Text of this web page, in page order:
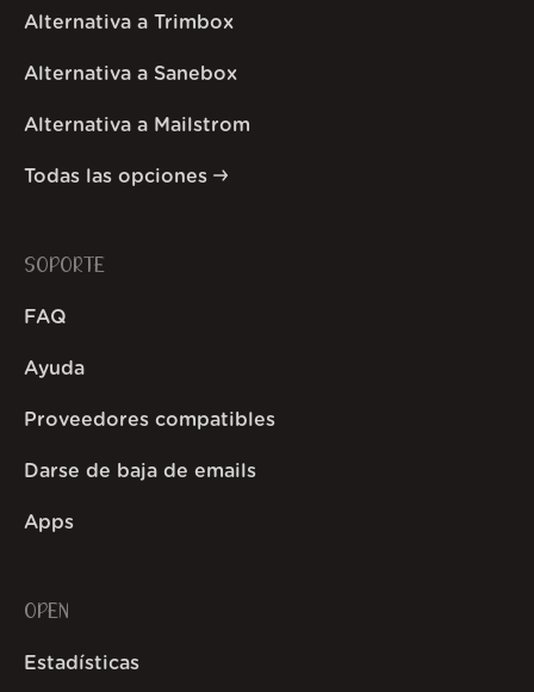
Alternativa a Trimbox
Alternativa a Sanebox
Alternativa a Mailstrom
Todas las opciones
SOPORTE
FAQ
Ayuda
Proveedores compatibles
Darse de baja de emails
Apps
OPEN
Estadísticas